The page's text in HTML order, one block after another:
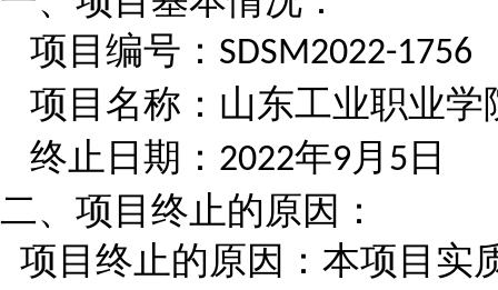
项目编号： SDSM2022-1756
项目名称：山东工业职业
终止日期： 2022年9 月 5 日
二、项目终止的原因：
项目终止的原因：本项目实